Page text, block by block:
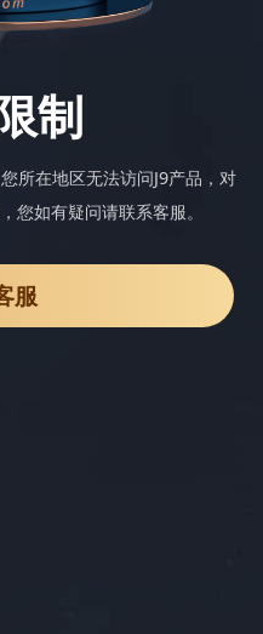
制
所在地区无法访问J9产品，对
您如有疑问请联系客服。
服